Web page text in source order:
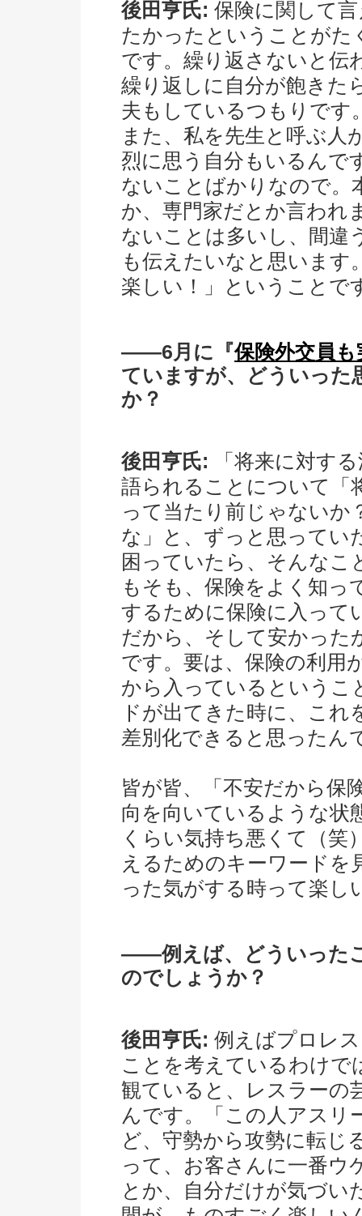
後田亨氏: 保険に関して
たかったということがた
です。繰り返さないと伝
繰り返しに自分が飽きた
夫もしているつもりです
また、私を先生と呼ぶ人
烈に思う自分もいるんで
ないことばかりなので。
か、専門家だとか言われ
ないことは多いし、間違
も伝えたいなと思います
楽しい！」ということで
――6月に『保険外交員
ていますが、どういった
か？
後田亨氏: 「将来に対す
語られることについて「
って当たり前じゃないか
な」と、ずっと思ってい
困っていたら、そんな
もそも、保険をよく知っ
するために保険に入って
だから、そして安かった
です。要は、保険の利用
から入っているというこ
ドが出てきた時に、こ
差別化できると思ったん
皆が皆、「不安だから保
向を向いているような状
くらい気持ち悪くて（笑
えるためのキーワードを
った気がする時って楽し
――例えば、どういった
のでしょうか？
後田亨氏: 例えばプロレ
ことを考えているわけで
観ていると、レスラーの
んです。「この人アスリ
ど、守勢から攻勢に転じ
って、お客さんに一番ウ
とか、自分だけが気づい